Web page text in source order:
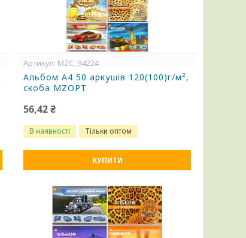
MZC_94224
Альбом А4 50 аркушів 120(100)г/м²,
скоба MZOPT
56,42 ₴
В наявності Тільки оптом
КУПИТИ